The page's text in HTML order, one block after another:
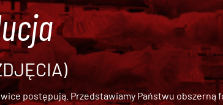
postępują. Przedstawiamy Państwu obszerną